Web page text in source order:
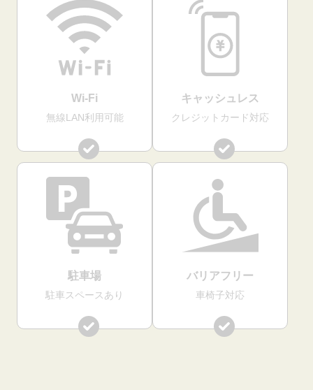
Wi-Fi
無線LAN利用可能
キャッシュレス
クレジットカード対応
駐車場
駐車スペースあり
バリアフリー
車椅子対応